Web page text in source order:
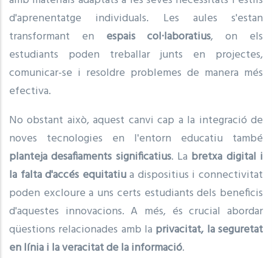
d'aprenentatge individuals. Les aules s'estan
transformant en espais col·laboratius, on els
estudiants poden treballar junts en projectes,
comunicar-se i resoldre problemes de manera més
efectiva.
No obstant això, aquest canvi cap a la integració de
noves tecnologies en l'entorn educatiu també
planteja desafiaments significatius. La bretxa digital i
la falta d'accés equitatiua dispositius i connectivitat
poden excloure a uns certs estudiants dels beneficis
d'aquestes innovacions. A més, és crucial abordar
qüestions relacionades amb la privacitat, la seguretat
en línia i la veracitat de la informació.